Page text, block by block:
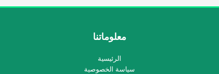
معلوماتنا
الرئيسية
سياسة الخصوصية